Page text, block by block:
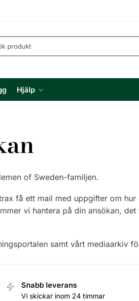
Hjälp
of Sweden-familjen.
få ett mail med uppgifter om
vi hantera på din ansökan,
samt vårt mediaarkiv
Snabb leverans
Vi skickar inom 24 timmar